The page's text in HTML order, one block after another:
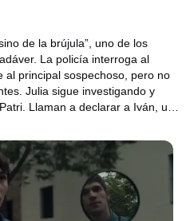
de la brújula”, uno de los
La policía interroga al
al principal sospechoso, pero no
Julia sigue investigando y
Llaman a declarar a Iván, un